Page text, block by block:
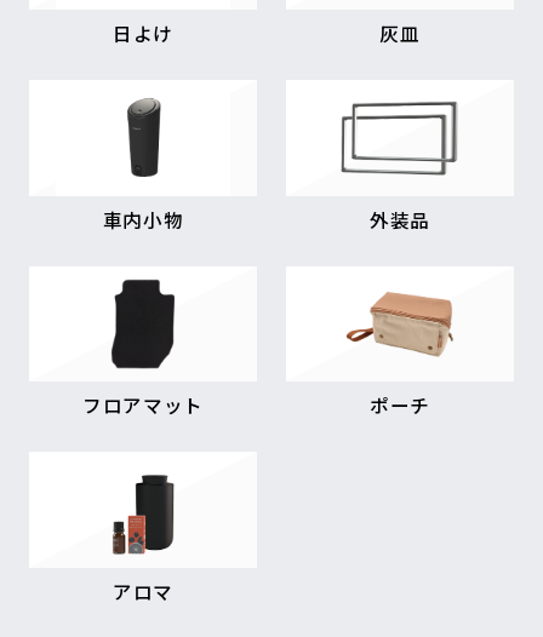
日よけ 灰皿
車内小物 外装品
フロアマット ポーチ
アロマ